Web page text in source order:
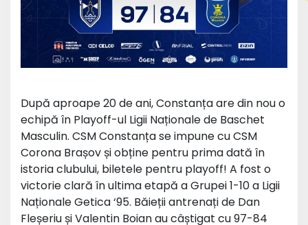
După aproape 20 de ani, Constanța are din nou o
echipă în Playoff-ul Ligii Naționale de Baschet
Masculin. CSM Constanța se impune cu CSM
Corona Brașov și obține pentru prima dată în
istoria clubului, biletele pentru playoff! A fost o
victorie clară în ultima etapă a Grupei 1-10 a Ligii
Naționale Getica ‘95. Băieții antrenați de Dan
Fleșeriu și Valentin Boian au câștigat cu 97-84